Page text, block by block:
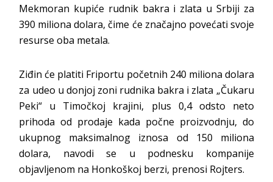
Mekmoran kupiće rudnik bakra i zlata u Srbiji za
390 miliona dolara, čime će značajno povećati svoje
resurse oba metala.
Ziđin će platiti Friportu početnih 240 miliona dolara
za udeo u donjoj zoni rudnika bakra i zlata „Čukaru
Peki“ u Timočkoj krajini, plus 0,4 odsto neto
prihoda od prodaje kada počne proizvodnju, do
ukupnog maksimalnog iznosa od 150 miliona
dolara, navodi se u podnesku kompanije
objavljenom na Honkoškoj berzi, prenosi Rojters.